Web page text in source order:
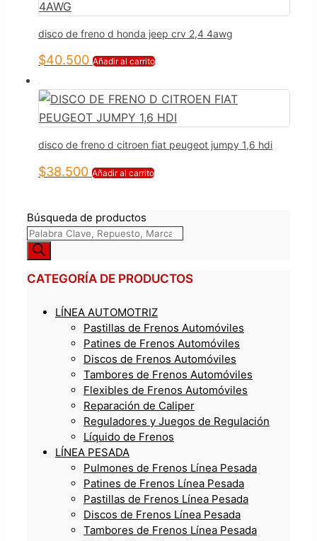
disco de freno d honda jeep crv 2,4 4awg
$40.500 Añadir al carrito
disco de freno d citroen fiat peugeot jumpy 1,6 hdi
$38.500 Añadir al carrito
Búsqueda de productos
CATEGORÍA DE PRODUCTOS
LÍNEA AUTOMOTRIZ
Pastillas de Frenos Automóviles
Patines de Frenos Automóviles
Discos de Frenos Automóviles
Tambores de Frenos Automóviles
Flexibles de Frenos Automóviles
Reparación de Caliper
Reguladores y Juegos de Regulación
Líquido de Frenos
LÍNEA PESADA
Pulmones de Frenos Línea Pesada
Patines de Frenos Línea Pesada
Pastillas de Frenos Línea Pesada
Discos de Frenos Línea Pesada
Tambores de Frenos Línea Pesada